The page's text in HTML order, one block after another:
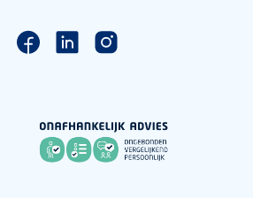
Link naar de Facebook
Link naar de LinkedIn
Link naar de